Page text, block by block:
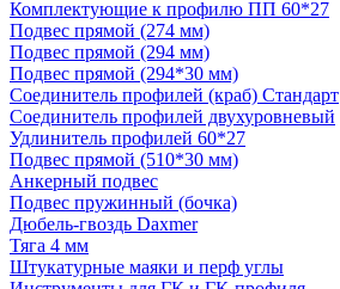
Комплектующие к профилю ПП 60*27
Подвес прямой (274 мм)
Подвес прямой (294 мм)
Подвес прямой (294*30 мм)
Соединитель профилей (краб) Стандарт
Соединитель профилей двухуровневый
Удлинитель профилей 60*27
Подвес прямой (510*30 мм)
Анкерный подвес
Подвес пружинный (бочка)
Дюбель-гвоздь Daxmer
Тяга 4 мм
Штукатурные маяки и перф углы